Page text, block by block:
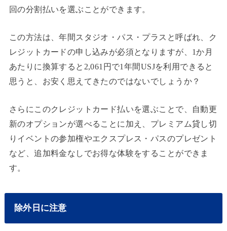
回の分割払いを選ぶことができます。
この方法は、年間スタジオ・パス・プラスと呼ばれ、ク
レジットカードの申し込みが必須となりますが、1か月
あたりに換算すると2,061円で1年間USJを利用できると
思うと、お安く思えてきたのではないでしょうか？
さらにこのクレジットカード払いを選ぶことで、自動更
新のオプションが選べることに加え、プレミアム貸し切
りイベントの参加権やエクスプレス・パスのプレゼント
など、追加料金なしでお得な体験をすることができま
す。
除外日に注意